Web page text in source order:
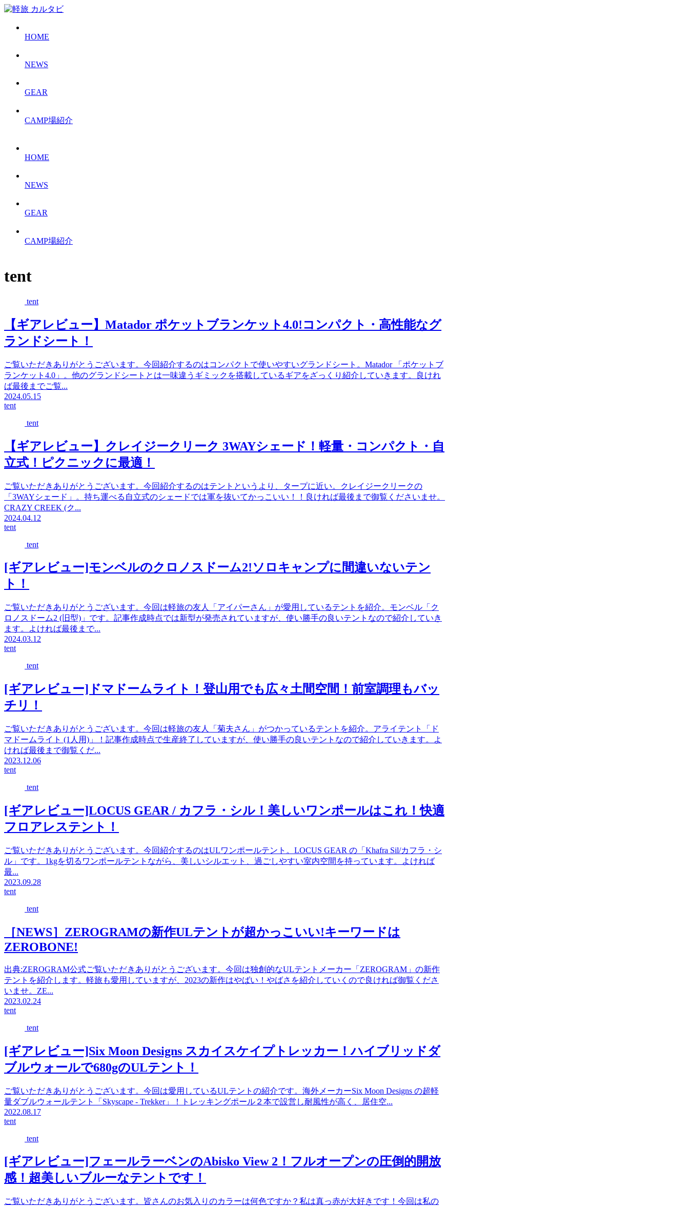
HOME
NEWS
GEAR
CAMP場紹介
HOME
NEWS
GEAR
CAMP場紹介
tent
tent
【ギアレビュー】Matador ポケットブランケット4.0!コンパクト・高性能なグ
ランドシート！
ご覧いただきありがとうございます。今回紹介するのはコンパクトで使いやすいグランドシート。Matador 「ポケットブ
ランケット4.0」。他のグランドシートとは一味違うギミックを搭載しているギアをざっくり紹介していきます。良けれ
ば最後までご覧...
2024.05.15
tent
tent
【ギアレビュー】クレイジークリーク 3WAYシェード！軽量・コンパクト・自
立式！ピクニックに最適！
ご覧いただきありがとうございます。今回紹介するのはテントというより、タープに近い。クレイジークリークの
「3WAYシェード」。持ち運べる自立式のシェードでは軍を抜いてかっこいい！！良ければ最後まで御覧くださいませ。
CRAZY CREEK (ク...
2024.04.12
tent
tent
[ギアレビュー]モンベルのクロノスドーム2!ソロキャンプに間違いないテン
ト！
ご覧いただきありがとうございます。今回は軽旅の友人「アイパーさん」が愛用しているテントを紹介。モンベル「ク
ロノスドーム2 (旧型)」です。記事作成時点では新型が発売されていますが、使い勝手の良いテントなので紹介していき
ます。よければ最後まで...
2024.03.12
tent
tent
[ギアレビュー]ドマドームライト！登山用でも広々土間空間！前室調理もバッ
チリ！
ご覧いただきありがとうございます。今回は軽旅の友人「菊夫さん」がつかっているテントを紹介。アライテント「ド
マドームライト (1人用)」！記事作成時点で生産終了していますが、使い勝手の良いテントなので紹介していきます。よ
ければ最後まで御覧くだ...
2023.12.06
tent
tent
[ギアレビュー]LOCUS GEAR / カフラ・シル！美しいワンポールはこれ！快適
フロアレステント！
ご覧いただきありがとうございます。今回紹介するのはULワンポールテント。LOCUS GEAR の「Khafra Sil/カフラ・シ
ル」です。1kgを切るワンポールテントながら、美しいシルエット、過ごしやすい室内空間を持っています。よければ
最...
2023.09.28
tent
tent
［NEWS］ZEROGRAMの新作ULテントが超かっこいい!キーワードは
ZEROBONE!
出典:ZEROGRAM公式ご覧いただきありがとうございます。今回は独創的なULテントメーカー「ZEROGRAM」の新作
テントを紹介します。軽旅も愛用していますが、2023の新作はやばい！やばさを紹介していくので良ければ御覧くださ
いませ。ZE...
2023.02.24
tent
tent
[ギアレビュー]Six Moon Designs スカイスケイプトレッカー！ハイブリッドダ
ブルウォールで680gのULテント！
ご覧いただきありがとうございます。今回は愛用しているULテントの紹介です。海外メーカーSix Moon Designs の超軽
量ダブルウォールテント「Skyscape - Trekker」！トレッキングポール２本で設営し耐風性が高く、居住空...
2022.08.17
tent
tent
[ギアレビュー]フェールラーベンのAbisko View 2！フルオープンの圧倒的開放
感！超美しいブルーなテントです！
ご覧いただきありがとうございます。皆さんのお気入りのカラーは何色ですか？私は真っ赤が大好きです！今回は私の